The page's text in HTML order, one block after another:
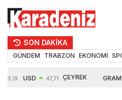
SON DAKİKA
GÜNDEM TRABZON EKONOMİ
55,19 USD 47,71 ÇEYREK